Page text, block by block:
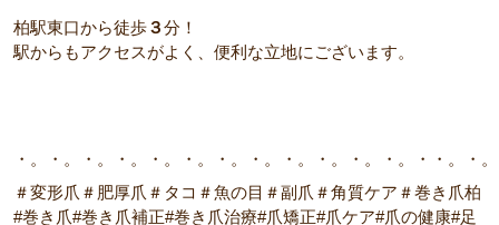
柏駅東口から徒歩３分！
駅からもアクセスがよく、便利な立地にございます。
・。・。・。・。・。・。・。・。・。・。・。・。・・。・
＃変形爪＃肥厚爪＃タコ＃魚の目＃副爪＃角質ケア＃巻き爪柏
#巻き爪#巻き爪補正#巻き爪治療#爪矯正#爪ケア#爪の健康#足